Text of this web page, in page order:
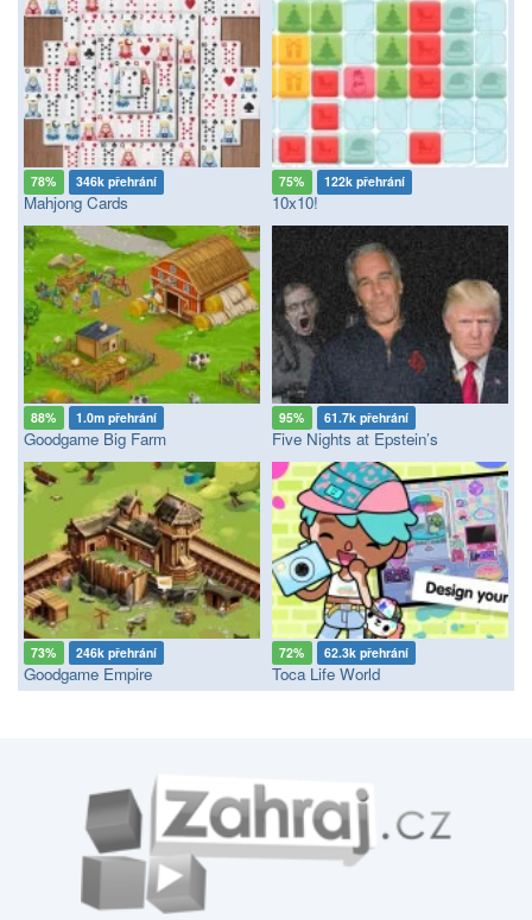
78% 346k přehrání
Mahjong Cards
75% 122k přehrání
10x10!
88% 1.0m přehrání
Goodgame Big Farm
95% 61.7k přehrání
Five Nights at Epstein’s
73% 246k přehrání
Goodgame Empire
72% 62.3k přehrání
Toca Life World